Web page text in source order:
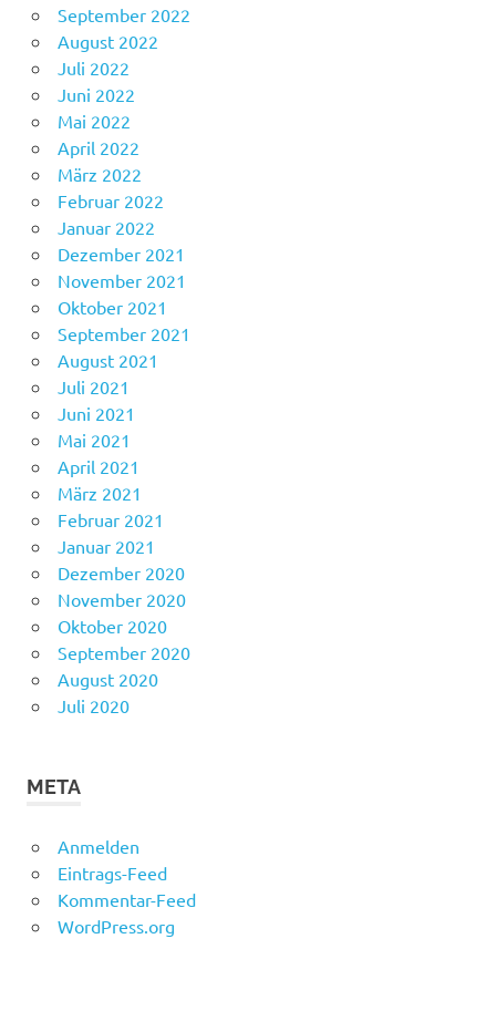
September 2022
August 2022
Juli 2022
Juni 2022
Mai 2022
April 2022
März 2022
Februar 2022
Januar 2022
Dezember 2021
November 2021
Oktober 2021
September 2021
August 2021
Juli 2021
Juni 2021
Mai 2021
April 2021
März 2021
Februar 2021
Januar 2021
Dezember 2020
November 2020
Oktober 2020
September 2020
August 2020
Juli 2020
META
Anmelden
Eintrags-Feed
Kommentar-Feed
WordPress.org